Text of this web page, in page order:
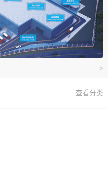
>
查看分类